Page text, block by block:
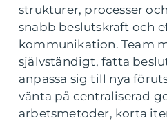
strukturer, processer
snabb beslutskraft och
kommunikation. Team
självständigt, fatta
anpassa sig till nya
vänta på centraliserad
arbetsmetoder, korta